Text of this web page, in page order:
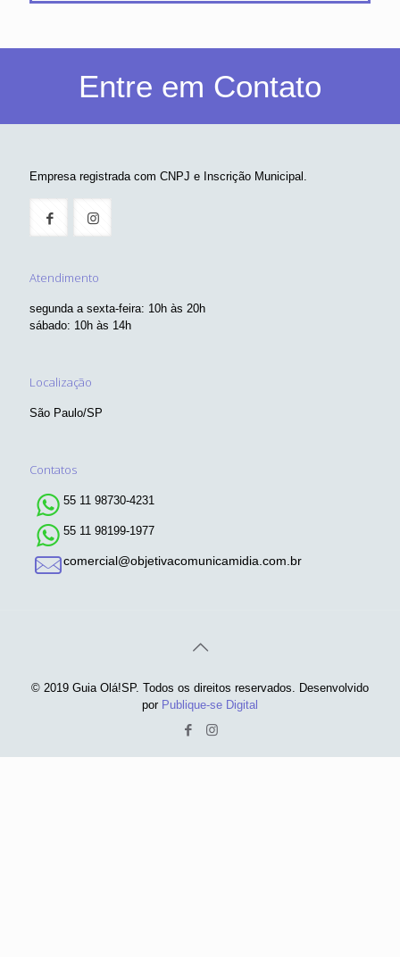
Entre em Contato
Empresa registrada com CNPJ e Inscrição Municipal.
Atendimento
segunda a sexta-feira: 10h às 20h
sábado: 10h às 14h
Localização
São Paulo/SP
Contatos
55 11 98730-4231
55 11 98199-1977
comercial@objetivacomunicamidia.com.br
© 2019 Guia Olá!SP. Todos os direitos reservados. Desenvolvido
por Publique-se Digital